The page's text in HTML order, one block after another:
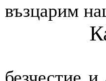
възцарим